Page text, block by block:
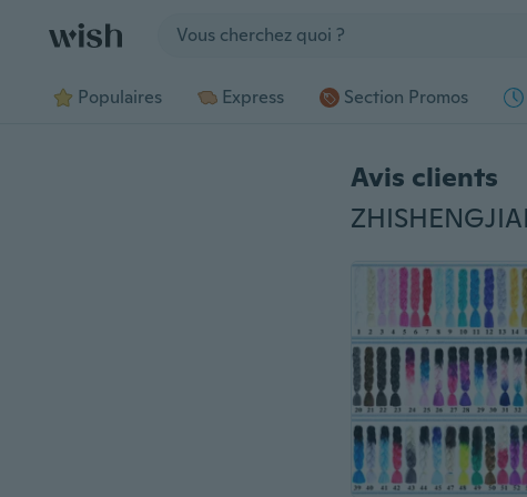
Populaires Express Section Promos
Avis clients